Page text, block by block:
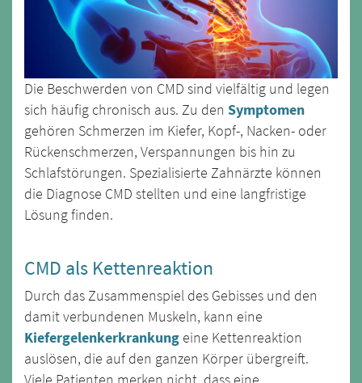
Die Beschwerden von CMD sind vielfältig und legen
sich häufig chronisch aus. Zu den Symptomen
gehören Schmerzen im Kiefer, Kopf-, Nacken- oder
Rückenschmerzen, Verspannungen bis hin zu
Schlafstörungen. Spezialisierte Zahnärzte können
die Diagnose CMD stellten und eine langfristige
Lösung finden.
CMD als Kettenreaktion
Durch das Zusammenspiel des Gebisses und den
damit verbundenen Muskeln, kann eine
Kiefergelenkerkrankung eine Kettenreaktion
auslösen, die auf den ganzen Körper übergreift.